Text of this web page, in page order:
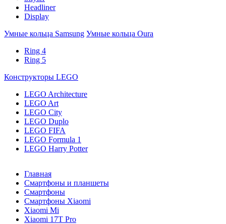
Headliner
Display
Умные кольца Samsung Умные кольца Oura
Ring 4
Ring 5
Конструкторы LEGO
LEGO Architecture
LEGO Art
LEGO City
LEGO Duplo
LEGO FIFA
LEGO Formula 1
LEGO Harry Potter
Главная
Смартфоны и планшеты
Смартфоны
Смартфоны Xiaomi
Xiaomi Mi
Xiaomi 17T Pro